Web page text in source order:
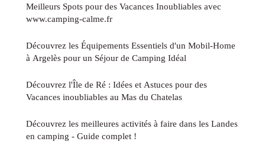
Meilleurs Spots pour des Vacances Inoubliables avec
www.camping-calme.fr
Découvrez les Équipements Essentiels d'un Mobil-Home
à Argelès pour un Séjour de Camping Idéal
Découvrez l'Île de Ré : Idées et Astuces pour des
Vacances inoubliables au Mas du Chatelas
Découvrez les meilleures activités à faire dans les Landes
en camping - Guide complet !